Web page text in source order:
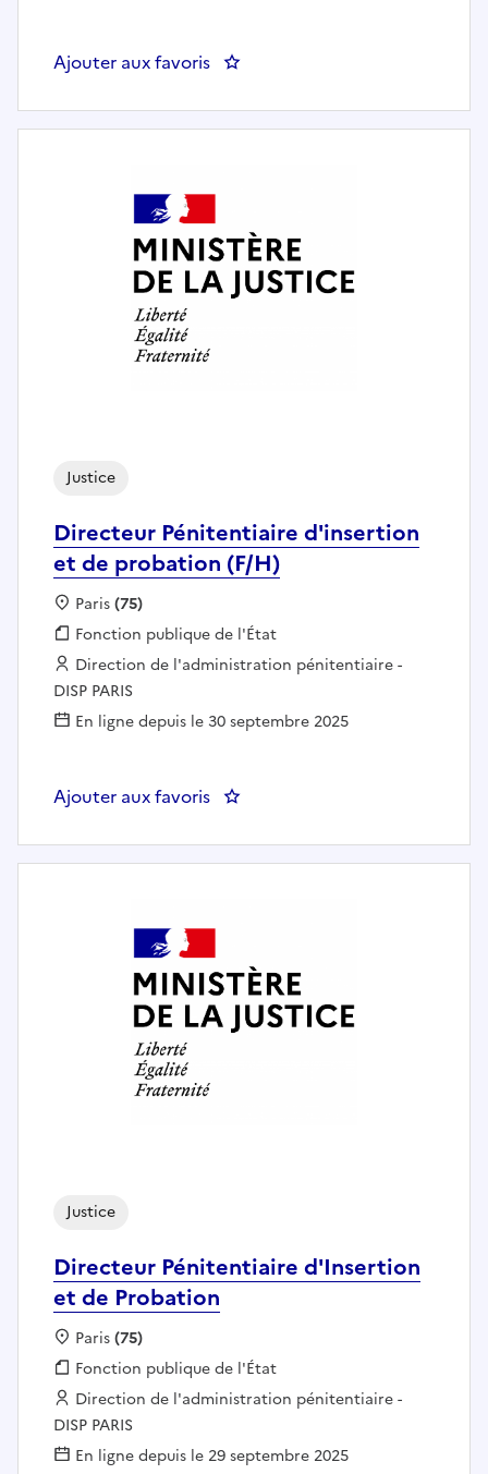
Ajouter aux favoris : Attaché.e, responsable de
Directeur Pénitentiaire d'insertion
et de probation (F/H)
Justice
Localisation :
Paris(75)
Fonction publique :
Fonction publique de l'État
Employeur :
Direction de l'administration pénitentiaire -
DISP PARIS
En ligne depuis le 30 septembre 2025
Ajouter aux favoris : Directeur Pénitentiaire
Directeur Pénitentiaire d'Insertion
et de Probation
Justice
Localisation :
Paris(75)
Fonction publique :
Fonction publique de l'État
Employeur :
Direction de l'administration pénitentiaire -
DISP PARIS
En ligne depuis le 29 septembre 2025